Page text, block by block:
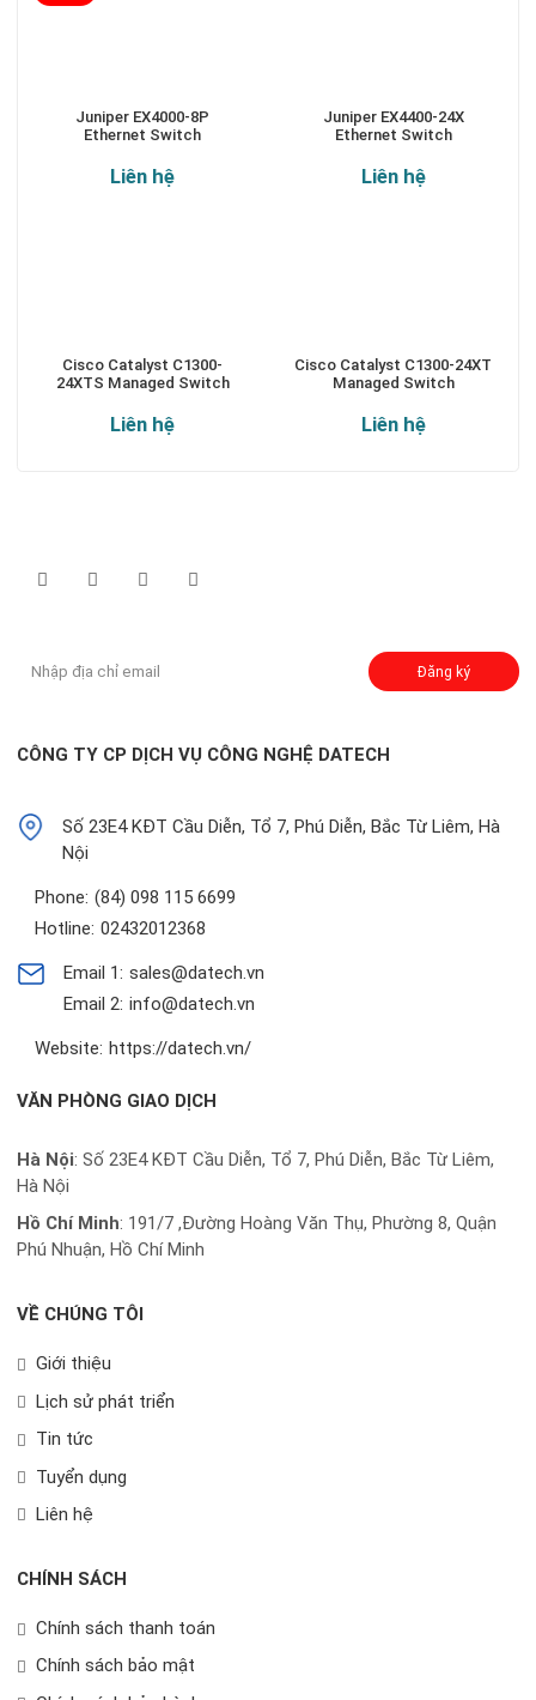
Juniper EX4000-8P
Ethernet Switch
Liên hệ
Juniper EX4400-24X
Ethernet Switch
Liên hệ
Cisco Catalyst C1300-
24XTS Managed Switch
Liên hệ
Cisco Catalyst C1300-24XT
Managed Switch
Liên hệ
Đăng ký
CÔNG TY CP DỊCH VỤ CÔNG NGHỆ DATECH
Số 23E4 KĐT Cầu Diễn, Tổ 7, Phú Diễn, Bắc Từ Liêm, Hà
Nội
Phone: (84) 098 115 6699
Hotline: 02432012368
Email 1: sales@datech.vn
Email 2: info@datech.vn
Website: https://datech.vn/
VĂN PHÒNG GIAO DỊCH
Hà Nội: Số 23E4 KĐT Cầu Diễn, Tổ 7, Phú Diễn, Bắc Từ Liêm,
Hà Nội
Hồ Chí Minh: 191/7 ,Đường Hoàng Văn Thụ, Phường 8, Quận
Phú Nhuận, Hồ Chí Minh
VỀ CHÚNG TÔI
Giới thiệu
Lịch sử phát triển
Tin tức
Tuyển dụng
Liên hệ
CHÍNH SÁCH
Chính sách thanh toán
Chính sách bảo mật